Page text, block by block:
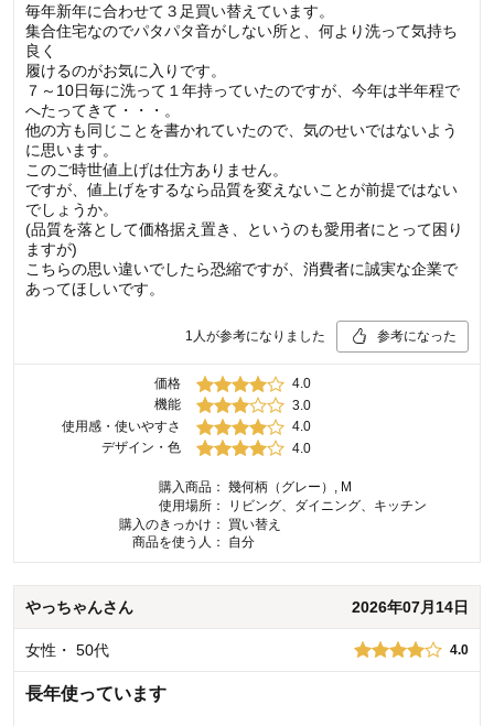
毎年新年に合わせて３足買い替えています。
集合住宅なのでパタパタ音がしない所と、何より洗って気持ち
良く
履けるのがお気に入りです。
７～10日毎に洗って１年持っていたのですが、今年は半年程で
へたってきて・・・。
他の方も同じことを書かれていたので、気のせいではないよう
に思います。
このご時世値上げは仕方ありません。
ですが、値上げをするなら品質を変えないことが前提ではない
でしょうか。
(品質を落として価格据え置き、というのも愛用者にとって困り
ますが)
こちらの思い違いでしたら恐縮ですが、消費者に誠実な企業で
あってほしいです。
1 人が参考になりました 参考になった
価格
4.0
機能
3.0
使用感・使いやすさ
4.0
デザイン・色
4.0
購入商品： 幾何柄（グレー）, M
使用場所：
リビング、ダイニング、キッチン
購入のきっかけ：
買い替え
商品を使う人：
自分
やっちゃんさん 2026年07月14日
女性 ・ 50代 4.0
長年使っています